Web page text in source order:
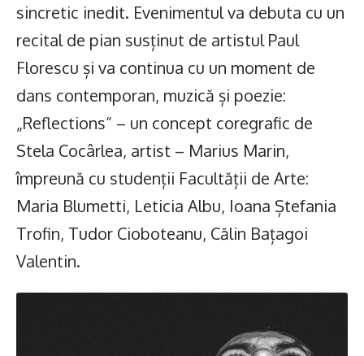
sincretic inedit. Evenimentul va debuta cu un
recital de pian susținut de artistul Paul
Florescu și va continua cu un moment de
dans contemporan, muzică și poezie:
„Reflections“ – un concept coregrafic de
Stela Cocârlea, artist – Marius Marin,
împreună cu studenții Facultății de Arte:
Maria Blumetti, Leticia Albu, Ioana Ștefania
Trofin, Tudor Cioboteanu, Călin Bațagoi
Valentin.